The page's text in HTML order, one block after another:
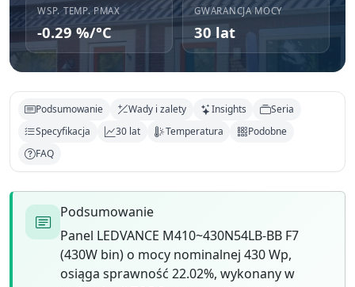
WSP. TEMP. PMAX
-0.29 %/°C
GWARANCJA MOCY
30 lat
Podsumowanie Wady i zalety Insights
Seria
Specyfikacja
30 lat Temperatura
Podobne
FAQ
Podsumowanie
Panel LEDVANCE M410~430N54LB-BB F7
(430W bin) o mocy nominalnej 430 Wp,
osiąga sprawność 22.02%, wykonany w